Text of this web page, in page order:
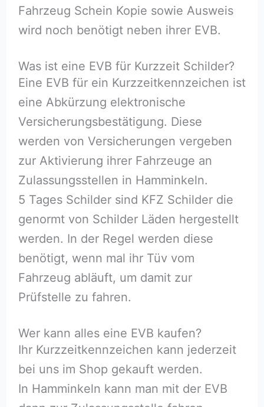
Fahrzeug Schein Kopie sowie Ausweis
wird noch benötigt neben ihrer EVB.
Was ist eine EVB für Kurzzeit Schilder?
Eine EVB für ein Kurzzeitkennzeichen ist
eine Abkürzung elektronische
Versicherungsbestätigung. Diese
werden von Versicherungen vergeben
zur Aktivierung ihrer Fahrzeuge an
Zulassungsstellen in Hamminkeln.
5 Tages Schilder sind KFZ Schilder die
genormt von Schilder Läden hergestellt
werden. In der Regel werden diese
benötigt, wenn mal ihr Tüv vom
Fahrzeug abläuft, um damit zur
Prüfstelle zu fahren.
Wer kann alles eine EVB kaufen?
Ihr Kurzzeitkennzeichen kann jederzeit
bei uns im Shop gekauft werden.
In Hamminkeln kann man mit der EVB